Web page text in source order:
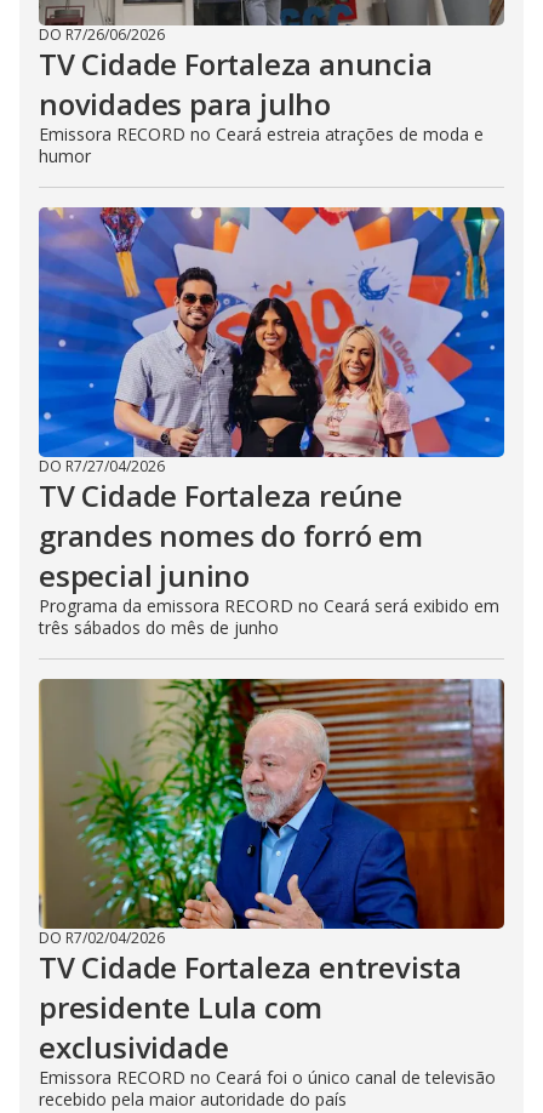
DO R7/26/06/2026
TV Cidade Fortaleza anuncia
novidades para julho
Emissora RECORD no Ceará estreia atrações de moda e
humor
DO R7/27/04/2026
TV Cidade Fortaleza reúne
grandes nomes do forró em
especial junino
Programa da emissora RECORD no Ceará será exibido em
três sábados do mês de junho
DO R7/02/04/2026
TV Cidade Fortaleza entrevista
presidente Lula com
exclusividade
Emissora RECORD no Ceará foi o único canal de televisão
recebido pela maior autoridade do país